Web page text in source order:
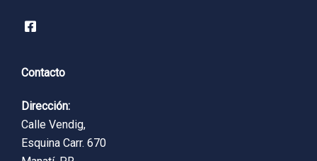
Contacto
Dirección:
Calle Vendig,
Esquina Carr. 670